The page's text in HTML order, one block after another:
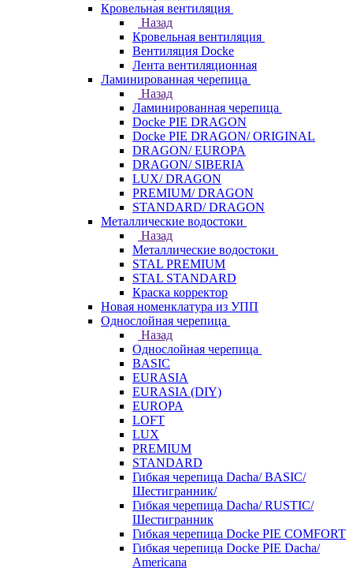
Кровельная вентиляция
Назад
Кровельная вентиляция
Вентиляция Docke
Лента вентиляционная
Ламинированная черепица
Назад
Ламинированная черепица
Docke PIE DRAGON
Docke PIE DRAGON/ ORIGINAL
DRAGON/ EUROPA
DRAGON/ SIBERIA
LUX/ DRAGON
PREMIUM/ DRAGON
STANDARD/ DRAGON
Металлические водостоки
Назад
Металлические водостоки
STAL PREMIUM
STAL STANDARD
Краска корректор
Новая номенклатура из УПП
Однослойная черепица
Назад
Однослойная черепица
BASIC
EURASIA
EURASIA (DIY)
EUROPA
LOFT
LUX
PREMIUM
STANDARD
Гибкая черепица Dacha/ BASIC/
Шестигранник/
Гибкая черепица Dacha/ RUSTIC/
Шестигранник
Гибкая черепица Docke PIE COMFORT
Гибкая черепица Docke PIE Dacha/
Americana